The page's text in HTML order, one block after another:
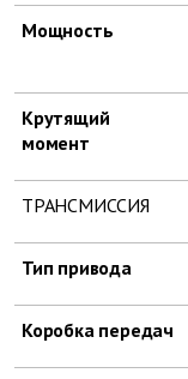
Мощность
Крутящий
момент
ТРАНСМИССИЯ
Тип привода
Коробка передач